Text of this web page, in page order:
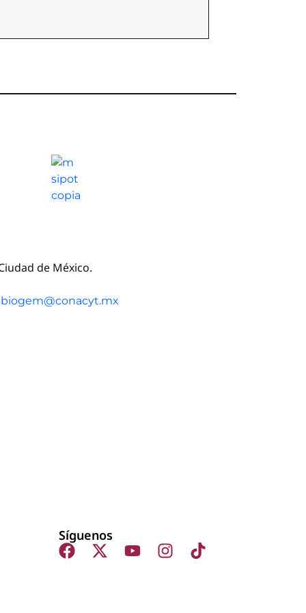
de México.
Síguenos